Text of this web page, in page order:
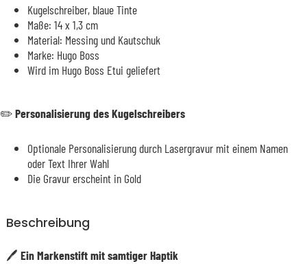
Kugelschreiber, blaue Tinte
Maße: 14 x 1,3 cm
Material: Messing und Kautschuk
Marke: Hugo Boss
Wird im Hugo Boss Etui geliefert
✏️Personalisierung des Kugelschreibers
Optionale Personalisierung durch Lasergravur mit einem Namen
oder Text Ihrer Wahl
Die Gravur erscheint in Gold
Beschreibung
🖊️ Ein Markenstift mit samtiger Haptik